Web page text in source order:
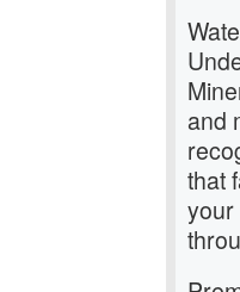
and
that
your